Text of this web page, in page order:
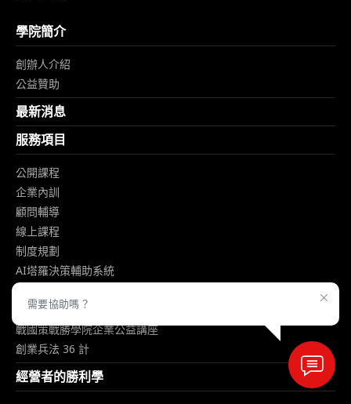
學院簡介
創辦人介紹
公益贊助
最新消息
服務項目
公開課程
企業內訓
顧問輔導
線上課程
制度規劃
AI塔羅決策輔助系統
企業經營電子書下載
戰國策戰勝學院企業公益講座
創業兵法 36 計
經營者的勝利學
需要協助嗎？